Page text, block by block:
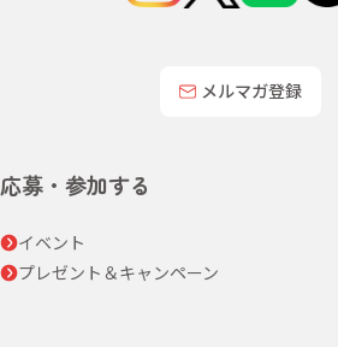
メルマガ登録
応募・参加する
イベント
プレゼント＆キャンペーン